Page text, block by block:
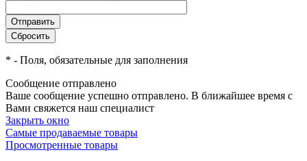
* - Поля, обязательные для заполнения
Сообщение отправлено
Ваше сообщение успешно отправлено. В ближайшее время с
Вами свяжется наш специалист
Закрыть окно
Самые продаваемые товары
Просмотренные товары